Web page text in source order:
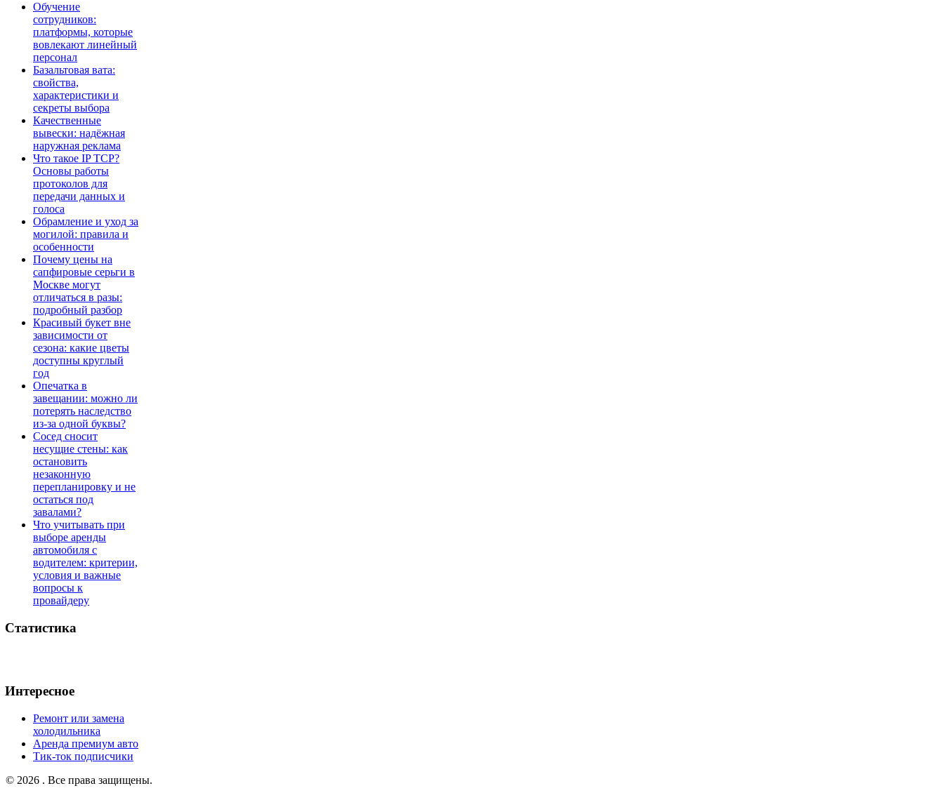
Обучение
сотрудников:
платформы, которые
вовлекают линейный
персонал
Базальтовая вата:
свойства,
характеристики и
секреты выбора
Качественные
вывески: надёжная
наружная реклама
Что такое IP TCP?
Основы работы
протоколов для
передачи данных и
голоса
Обрамление и уход за
могилой: правила и
особенности
Почему цены на
сапфировые серьги в
Москве могут
отличаться в разы:
подробный разбор
Красивый букет вне
зависимости от
сезона: какие цветы
доступны круглый
год
Опечатка в
завещании: можно ли
потерять наследство
из-за одной буквы?
Сосед сносит
несущие стены: как
остановить
незаконную
перепланировку и не
остаться под
завалами?
Что учитывать при
выборе аренды
автомобиля с
водителем: критерии,
условия и важные
вопросы к
провайдеру
Статистика
Интересное
Ремонт или замена
холодильника
Аренда премиум авто
Тик-ток подписчики
© 2026 . Все права защищены.